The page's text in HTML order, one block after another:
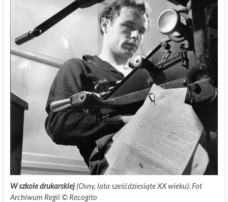
W szkole drukarskiej(Osny, lata sześćdziesiąte XX wieku). Fot
Archiwum Regii © Recogito